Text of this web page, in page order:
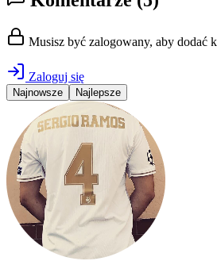
Musisz być zalogowany, aby dodać
Zaloguj się
Najnowsze Najlepsze